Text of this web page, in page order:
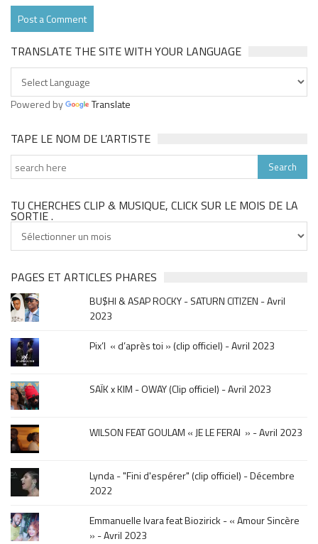
TRANSLATE THE SITE WITH YOUR LANGUAGE
Powered by Translate
TAPE LE NOM DE L’ARTISTE
TU CHERCHES CLIP & MUSIQUE, CLICK SUR LE MOIS DE LA
SORTIE .
cherches
&
musique,
click
sur
le
mois
de
la
sortie
PAGES ET ARTICLES PHARES
BU$HI & ASAP ROCKY - SATURN CITIZEN - Avril
2023
Pix’l « d’après toi » (clip officiel) - Avril 2023
SAÏK x KIM - OWAY (Clip officiel) - Avril 2023
WILSON FEAT GOULAM « JE LE FERAI » - Avril 2023
Lynda - "Fini d'espérer" (clip officiel) - Décembre
2022
Emmanuelle Ivara feat Biozirick - « Amour Sincère
» - Avril 2023